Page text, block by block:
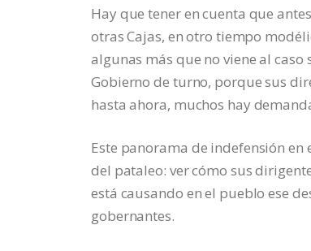
Hay que tener en cuenta que
otras Cajas, en otro tiempo
algunas más que no viene al
Gobierno de turno, porque sus
hasta ahora, muchos hay
Este panorama de indefensión
del pataleo: ver cómo sus
está causando en el pueblo ese
gobernantes.